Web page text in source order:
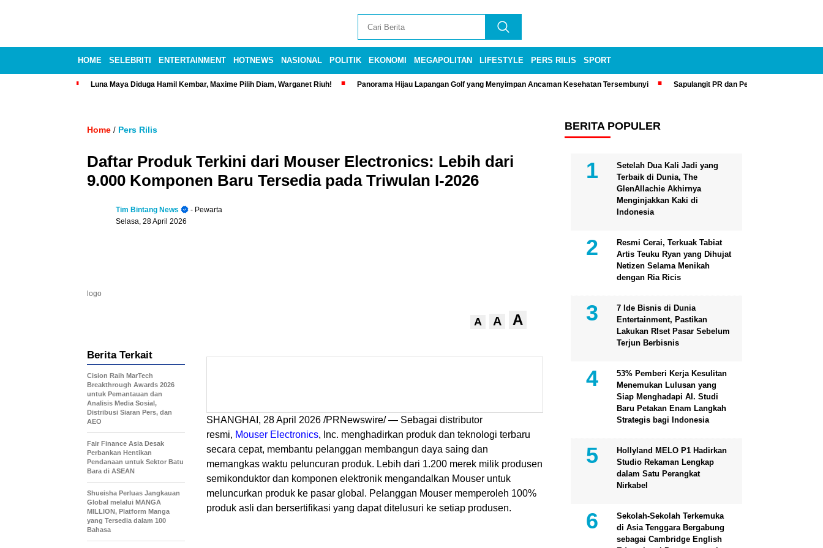
HOME SELEBRITI ENTERTAINMENT HOTNEWS NASIONAL POLITIK EKONOMI MEGAPOLITAN LIFESTYLE PERS RILIS SPORT
Luna Maya Diduga Hamil Kembar, Maxime Pilih Diam, Warganet Riuh! Panorama Hijau Lapangan Golf yang Menyimpan Ancaman Kesehatan Tersembunyi Sapulangit PR dan Persrilis.com Bisa
Home / Pers Rilis
Daftar Produk Terkini dari Mouser Electronics: Lebih dari
9.000 Komponen Baru Tersedia pada Triwulan I-2026
Tim Bintang News
- Pewarta
Selasa, 28 April 2026
logo
A A A
SHANGHAI , 28 April 2026 /PRNewswire/ — Sebagai distributor
resmi, Mouser Electronics, Inc. menghadirkan produk dan teknologi terbaru
secara cepat, membantu pelanggan membangun daya saing dan
memangkas waktu peluncuran produk. Lebih dari 1.200 merek milik produsen
semikonduktor dan komponen elektronik mengandalkan Mouser untuk
meluncurkan produk ke pasar global. Pelanggan Mouser memperoleh 100%
produk asli dan bersertifikasi yang dapat ditelusuri ke setiap produsen.
Berita Terkait
Cision Raih MarTech
Breakthrough Awards 2026
untuk Pemantauan dan
Analisis Media Sosial,
Distribusi Siaran Pers, dan
AEO
Fair Finance Asia Desak
Perbankan Hentikan
Pendanaan untuk Sektor Batu
Bara di ASEAN
Shueisha Perluas Jangkauan
Global melalui MANGA
MILLION, Platform Manga
yang Tersedia dalam 100
Bahasa
BERITA POPULER
Setelah Dua Kali Jadi yang
Terbaik di Dunia, The
GlenAllachie Akhirnya
Menginjakkan Kaki di
Indonesia
Resmi Cerai, Terkuak Tabiat
Artis Teuku Ryan yang Dihujat
Netizen Selama Menikah
dengan Ria Ricis
7 Ide Bisnis di Dunia
Entertainment, Pastikan
Lakukan RIset Pasar Sebelum
Terjun Berbisnis
53% Pemberi Kerja Kesulitan
Menemukan Lulusan yang
Siap Menghadapi AI. Studi
Baru Petakan Enam Langkah
Strategis bagi Indonesia
Hollyland MELO P1 Hadirkan
Studio Rekaman Lengkap
dalam Satu Perangkat
Nirkabel
Sekolah-Sekolah Terkemuka
di Asia Tenggara Bergabung
sebagai Cambridge English